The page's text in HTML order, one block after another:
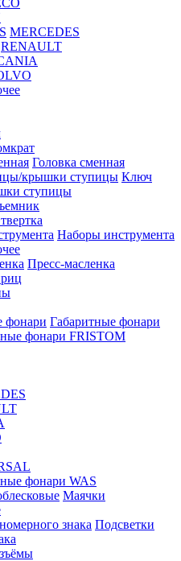
MERCEDES
RENAULT
Головка сменная
Ключ
ступицы
Наборы инструмента
Пресс-масленка
Габаритные фонари
фонари FRISTOM
фонари WAS
Маячки
Подсветки